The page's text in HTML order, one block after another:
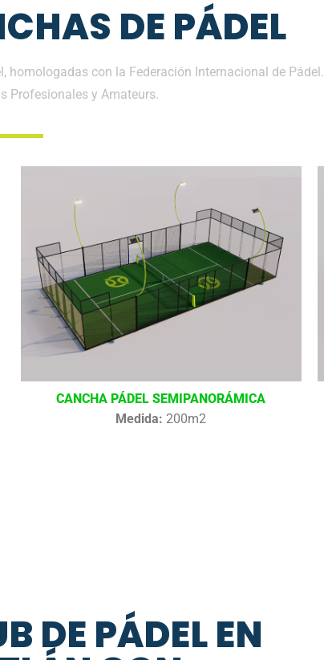
DE PÁDEL
con la Federación Internacional de Pádel.
Profesionales y Amateurs.
CANCHA PÁDEL SEMIPANORÁMICA
Medida: 200m2
DE PÁDEL EN